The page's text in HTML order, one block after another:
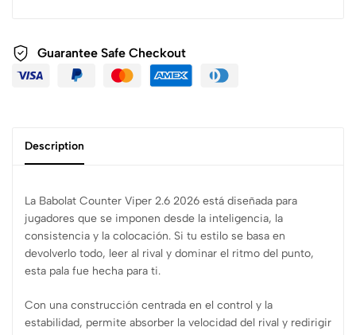
Guarantee Safe Checkout
Description
La Babolat Counter Viper 2.6 2026 está diseñada para
jugadores que se imponen desde la inteligencia, la
consistencia y la colocación. Si tu estilo se basa en
devolverlo todo, leer al rival y dominar el ritmo del punto,
esta pala fue hecha para ti.
Con una construcción centrada en el control y la
estabilidad, permite absorber la velocidad del rival y redirigir